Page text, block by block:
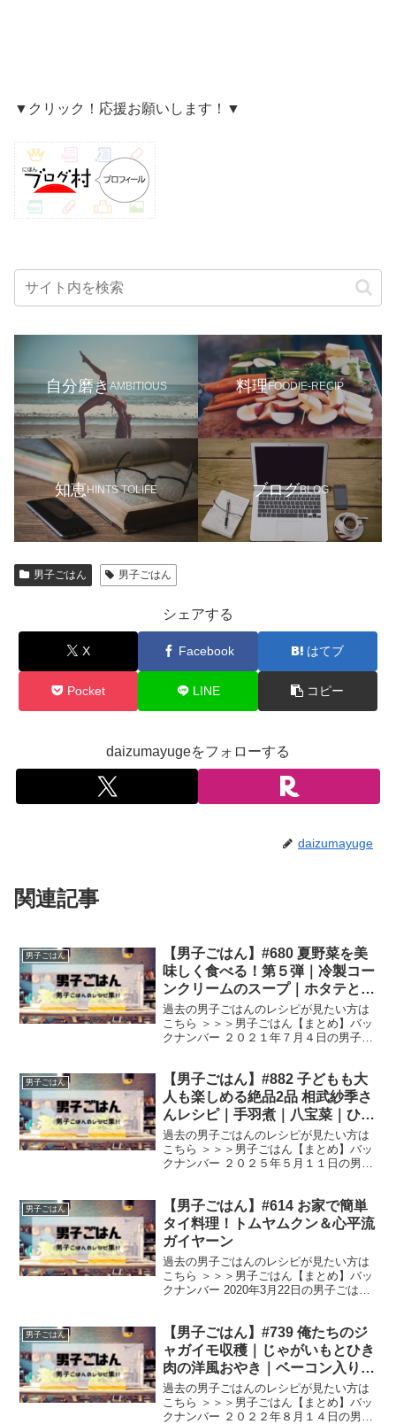
▼クリック！応援お願いします！▼
自分磨きAMBITIOUS 料理FOODIE-RECIP
知恵HINTS TOLIFE ブログBLOG
男子ごはん 男子ごはん
シェアする
X Facebook はてブ
Pocket LINE コピー
daizumayugeをフォローする
daizumayuge
関連記事
男子ごはん
【男子ごはん】#680 夏野菜を美
味しく食べる！第５弾｜冷製コー
ンクリームのスープ｜ホタテとト
マトクリームのスープ仕立て｜オ
クラのすりながしスープ
過去の男子ごはんのレシピが見たい方は
こちら ＞＞＞男子ごはん【まとめ】バッ
クナンバー ２０２１年７月４日の男子ご
クラのすりながしスープ 冷製コーンクリ
ームのスープ...
男子ごはん
【男子ごはん】#882 子どもも大
人も楽しめる絶品2品 相武紗季さ
んレシピ｜手羽煮｜八宝菜｜ひき
肉と焼きじゃがいものホワイトミ
ートソース
過去の男子ごはんのレシピが見たい方は
こちら ＞＞＞男子ごはん【まとめ】バッ
クナンバー ２０２５年５月１１日の男子
クエスト「ごはんにも麺にも合うおか
ず」ひき肉と焼き...
男子ごはん
【男子ごはん】#614 お家で簡単
タイ料理！トムヤムクン＆心平流
ガイヤーン
過去の男子ごはんのレシピが見たい方は
こちら ＞＞＞男子ごはん【まとめ】バッ
クナンバー 2020年3月22日の男子ごはん
ーパーで買える食材で簡単＆本格的タイ
料理の王...
男子ごはん
【男子ごはん】#739 俺たちのジ
ャガイモ収穫｜じゃがいもとひき
肉の洋風おやき｜ベーコン入りプ
ティン｜しば漬けとカニカマのポ
テトサラダ
過去の男子ごはんのレシピが見たい方は
こちら ＞＞＞男子ごはん【まとめ】バッ
クナンバー ２０２２年８月１４日の男子